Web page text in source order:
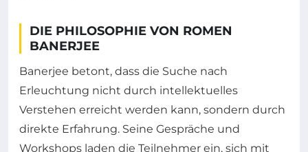
DIE PHILOSOPHIE VON ROMEN
BANERJEE
Banerjee betont, dass die Suche nach
Erleuchtung nicht durch intellektuelles
Verstehen erreicht werden kann, sondern durch
direkte Erfahrung. Seine Gespräche und
Workshops laden die Teilnehmer ein, sich mit